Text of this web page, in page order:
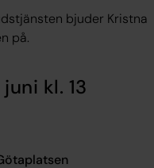
bjuder Kristna
på.
kl. 13